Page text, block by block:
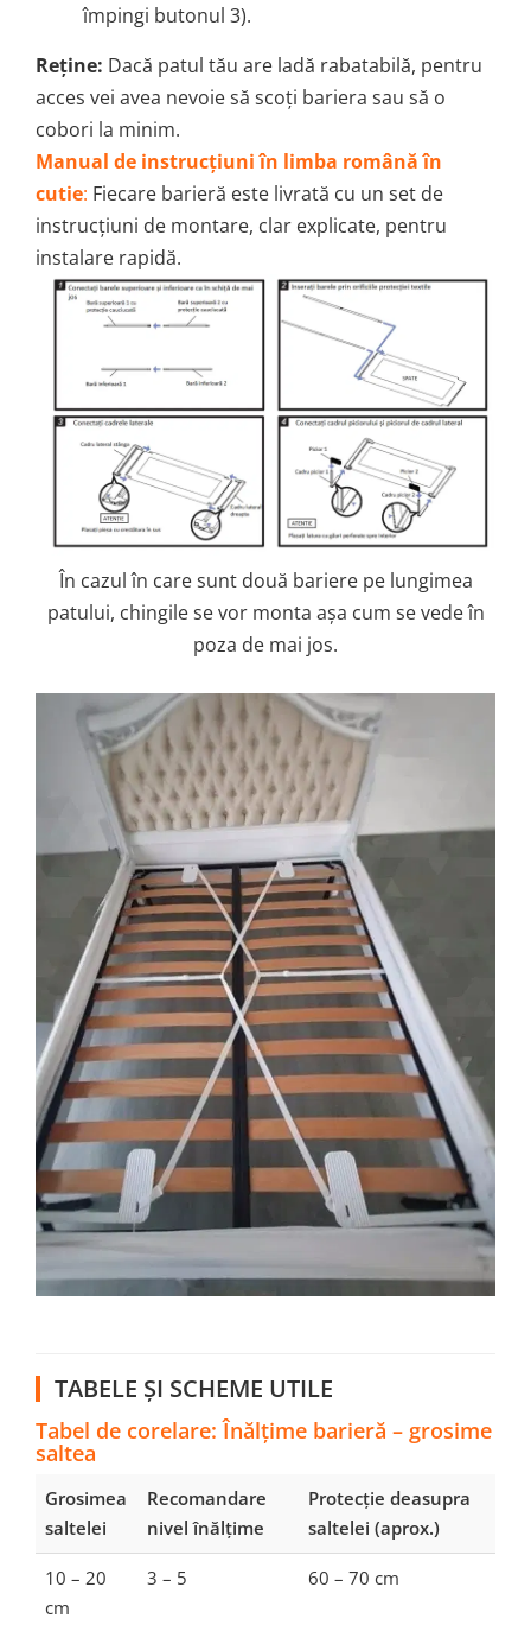
împingi butonul 3).
Reține: Dacă patul tău are ladă rabatabilă, pentru
acces vei avea nevoie să scoți bariera sau să o
cobori la minim.
Manual de instrucțiuni în limba română în
cutie: Fiecare barieră este livrată cu un set de
instrucțiuni de montare, clar explicate, pentru
instalare rapidă.
În cazul în care sunt două bariere pe lungimea
patului, chingile se vor monta așa cum se vede în
poza de mai jos.
TABELE ȘI SCHEME UTILE
Tabel de corelare: Înălțime barieră – grosime
saltea
Grosimea
saltelei
Recomandare
nivel înălțime
Protecție deasupra
saltelei (aprox.)
10 – 20
cm
3 – 5 60 – 70 cm